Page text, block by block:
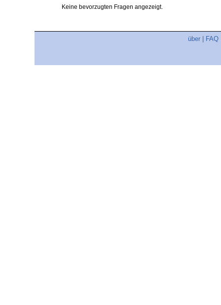
Keine bevorzugten Fragen angezeigt.
über FAQ